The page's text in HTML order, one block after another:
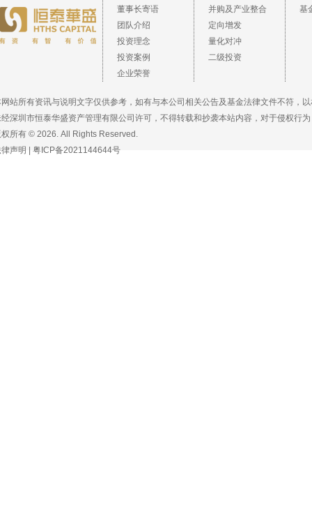
董事长寄语
团队介绍
投资理念
投资案例
企业荣誉
并购及产业整合
定向增发
量化对冲
二级投资
基
站所有资讯与说明文字仅供参考，如有与本公司相关公告及基金法律文件不符，
深圳市恒泰华盛资产管理有限公司许可，不得转载和抄袭本站内容，对于侵权行
权所有 © 2026. All Rights Reserved.
声明
粤ICP备2021144644号